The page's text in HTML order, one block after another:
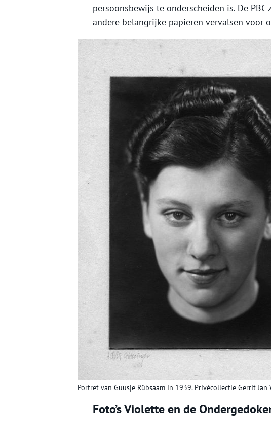
persoonsbewijs te onderscheiden is. De PBC
andere belangrijke papieren vervalsen voor
Portret van Guusje Rübsaam in 1939. Privécollectie Gerrit Jan
Foto’s Violette en de